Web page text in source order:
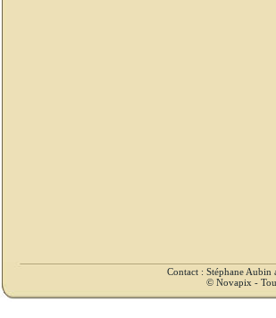
Contact : Stéphane
© Novapix -